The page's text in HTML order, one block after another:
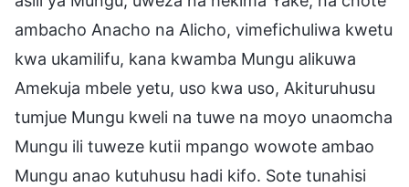
ambacho Anacho na Alicho, vimefichuliwa kwetu
kwa ukamilifu, kana kwamba Mungu alikuwa
Amekuja mbele yetu, uso kwa uso, Akituruhusu
tumjue Mungu kweli na tuwe na moyo unaomcha
Mungu ili tuweze kutii mpango wowote ambao
Mungu anao kutuhusu hadi kifo. Sote tunahisi